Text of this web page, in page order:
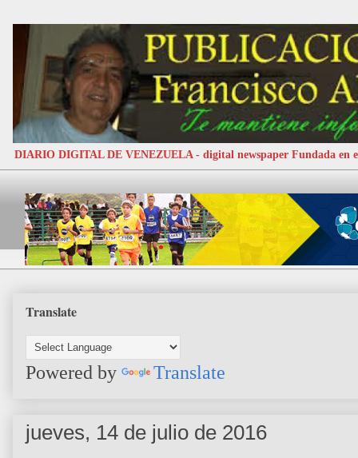
DIARIO DIGITAL DE VENEZUELA - digital newspaper Fundada en
Translate
Powered by Translate
jueves, 14 de julio de 2016